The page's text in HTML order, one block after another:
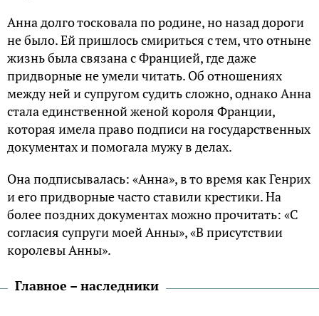
Анна долго тосковала по родине, но назад дороги
не было. Ей пришлось смириться с тем, что отныне
жизнь была связана с Францией, где даже
придворные не умели читать. Об отношениях
между ней и супругом судить сложно, однако Анна
стала единственной женой короля Франции,
которая имела право подписи на государственных
документах и помогала мужу в делах.
Она подписывалась: «Анна», в то время как Генрих
и его придворные часто ставили крестики. На
более поздних документах можно прочитать: «С
согласия супруги моей Анны», «В присутствии
королевы Анны».
Главное – наследники